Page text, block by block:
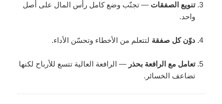
تنويع الصفقات — تجنّب وضع كامل رأس المال على أصل
واحد.
دوّن كل صفقة لتتعلم من الأخطاء وتحسّن الأداء.
تعامل مع الرافعة بحذر — الرافعة العالية تتسع للأرباح لكنها
تضاعف الخسائر.